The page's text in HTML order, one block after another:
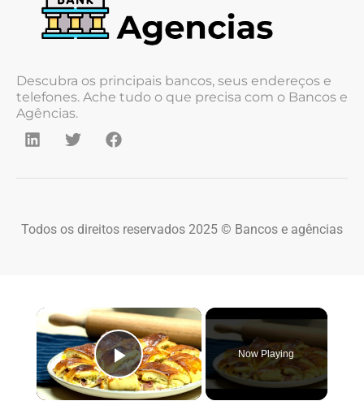
Descubra os principais bancos, seus endereços e
telefones. Ache tudo o que precisa com o Bancos e
Agências.
Todos os direitos reservados 2025 © Bancos e agências
×
Play Video
Now Playing